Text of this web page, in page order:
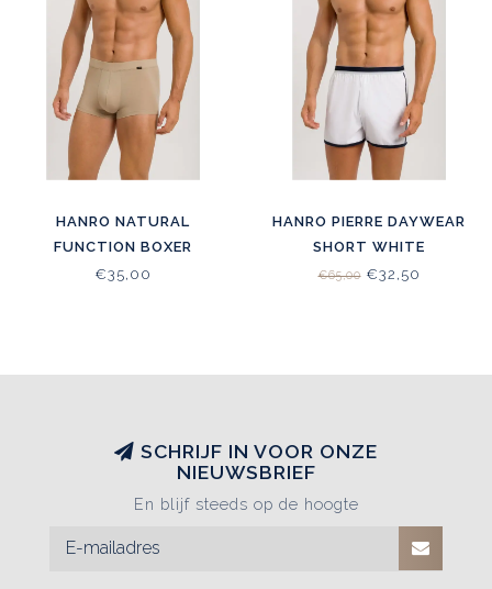
HANRO NATURAL
FUNCTION BOXER
SAVANNA
€35,00
HANRO PIERRE DAYWEAR
SHORT WHITE
€65,00€32,50
SCHRIJF IN VOOR ONZE
NIEUWSBRIEF
En blijf steeds op de hoogte